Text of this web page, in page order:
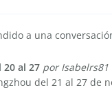
a una
al 27 por Isabelrs81
del 21 al 27 de